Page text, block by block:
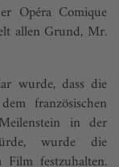
Opéra Comique
allen Grund, Mr.
wurde, dass die
französischen
in der
wurde die